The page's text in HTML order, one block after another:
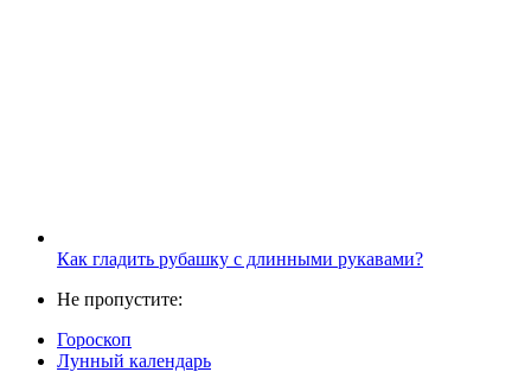
Как гладить рубашку с длинными рукавами?
Не пропустите:
Гороскоп
Лунный календарь